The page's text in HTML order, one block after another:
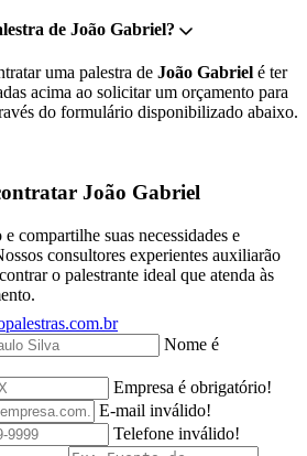
de João Gabriel?
uma palestra de João Gabriel é ter
acima ao solicitar um orçamento para
do formulário disponibilizado abaixo.
João Gabriel
compartilhe suas necessidades e
consultores experientes auxiliarão
o palestrante ideal que atenda às
Nome é
Empresa é obrigatório!
E-mail inválido!
Telefone inválido!